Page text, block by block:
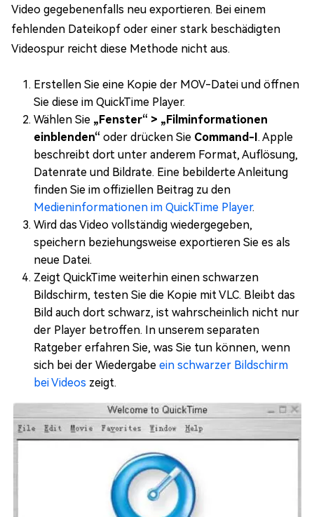
Video gegebenenfalls neu exportieren. Bei einem
fehlenden Dateikopf oder einer stark beschädigten
Videospur reicht diese Methode nicht aus.
Erstellen Sie eine Kopie der MOV-Datei und öffnen
Sie diese im QuickTime Player.
Wählen Sie „Fenster“ > „Filminformationen
einblenden“ oder drücken Sie Command-I . Apple
beschreibt dort unter anderem Format, Auflösung,
Datenrate und Bildrate. Eine bebilderte Anleitung
finden Sie im offiziellen Beitrag zu den
Medieninformationen im QuickTime Player.
Wird das Video vollständig wiedergegeben,
speichern beziehungsweise exportieren Sie es als
neue Datei.
Zeigt QuickTime weiterhin einen schwarzen
Bildschirm, testen Sie die Kopie mit VLC. Bleibt das
Bild auch dort schwarz, ist wahrscheinlich nicht nur
der Player betroffen. In unserem separaten
Ratgeber erfahren Sie, was Sie tun können, wenn
sich bei der Wiedergabe ein schwarzer Bildschirm
bei Videos zeigt.